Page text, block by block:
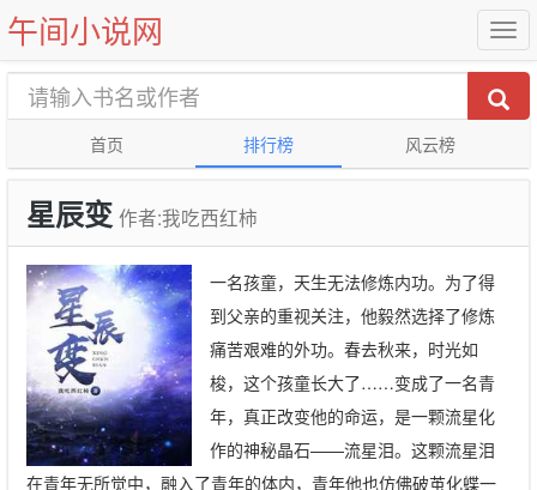
午间小说网
首页 排行榜 风云榜
星辰变 作者:我吃西红柿
一名孩童，天生无法修炼内功。为了得
到父亲的重视关注，他毅然选择了修炼
痛苦艰难的外功。春去秋来，时光如
梭，这个孩童长大了……变成了一名青
年，真正改变他的命运，是一颗流星化
作的神秘晶石——流星泪。这颗流星泪
在青年无所觉中，融入了青年的体内，青年他也仿佛破茧化蝶一